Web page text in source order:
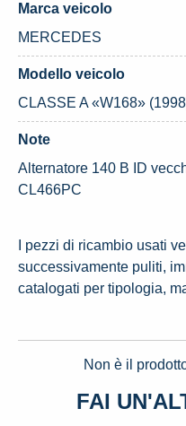
Marca veicolo
MERCEDES
Modello veicolo
CLASSE A «W168»
Note
Alternatore 140 B ID
CL466PC
I pezzi di ricambio usati
successivamente puliti,
catalogati per tipologia,
Non è il
FAI